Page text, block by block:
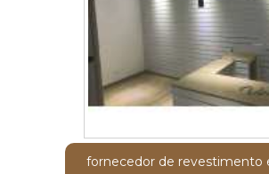
fornecedor de revestimento